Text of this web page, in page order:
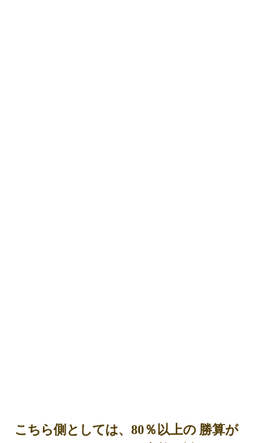
こちら側としては、80％以上の 勝算が